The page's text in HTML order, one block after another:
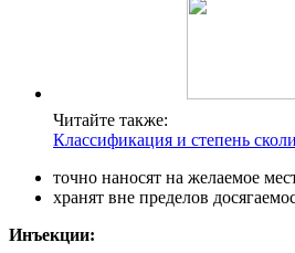
Читайте также:
Классификация и степень
точно наносят на желаемое
хранят вне пределов
Инъекции: